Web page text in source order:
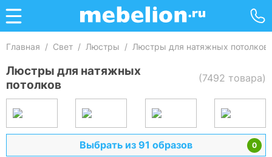
Главная / Свет / Люстры / Люстры для натяжных потолков
Люстры для натяжных
потолков
(7492 товара)
0
Выбрать из 91 образов